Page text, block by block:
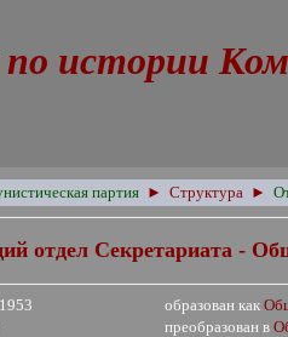
по истории
партия ► Структура ►
отдел Секретариата -
образован как
преобразован в